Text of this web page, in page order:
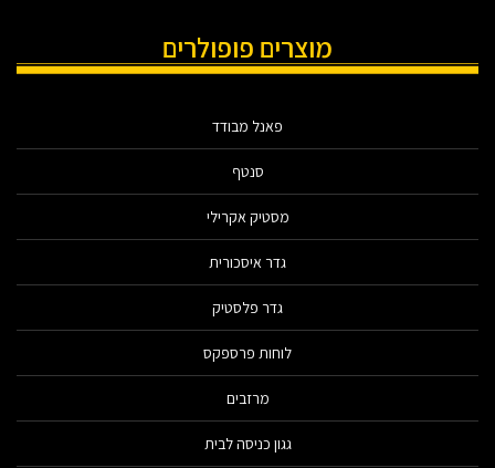
מוצרים פופולרים
פאנל מבודד
סנטף
מסטיק אקרילי
גדר איסכורית
גדר פלסטיק
לוחות פרספקס
מרזבים
גגון כניסה לבית